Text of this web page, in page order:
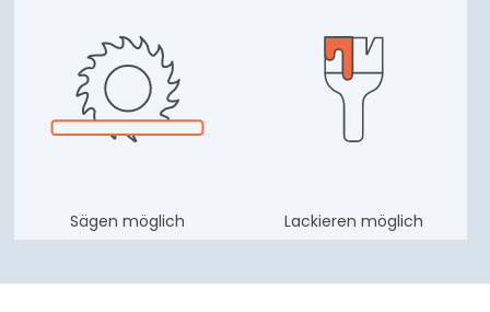
Sägen möglich Lackieren möglich